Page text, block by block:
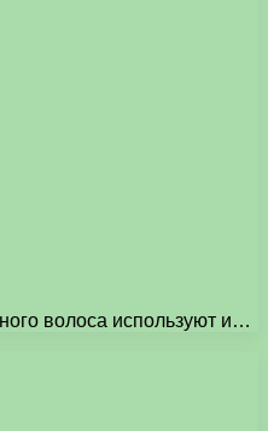
волоса используют и…